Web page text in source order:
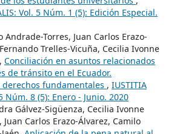
Vol. 5 Núm. 1 (5): Edición Especial.
Andrade-Torres, Juan Carlos Erazo-
Trelles-Vicuña, Cecilia Ivonne
Conciliación en asuntos relacionados
de tránsito en el Ecuador.
fundamentales , IUSTITIA
Núm. 8 (5): Enero - Junio. 2020
Gálvez-Sigüenza, Cecilia Ivonne
Carlos Erazo-Álvarez, Camilo